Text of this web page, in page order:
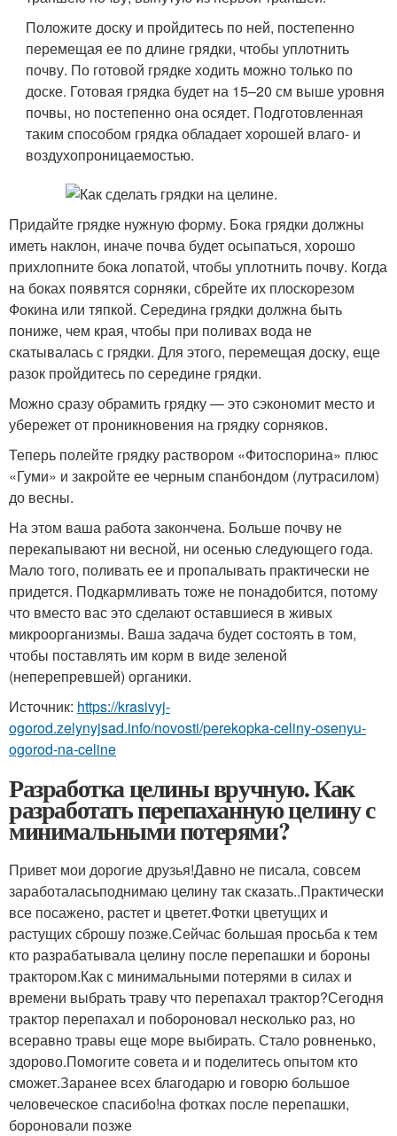
Положите доску и пройдитесь по ней, постепенно
перемещая ее по длине грядки, чтобы уплотнить
почву. По готовой грядке ходить можно только по
доске. Готовая грядка будет на 15–20 см выше уровня
почвы, но постепенно она осядет. Подготовленная
таким способом грядка обладает хорошей влаго- и
воздухопроницаемостью.
Придайте грядке нужную форму. Бока грядки должны
иметь наклон, иначе почва будет осыпаться, хорошо
прихлопните бока лопатой, чтобы уплотнить почву. Когда
на боках появятся сорняки, сбрейте их плоскорезом
Фокина или тяпкой. Середина грядки должна быть
пониже, чем края, чтобы при поливах вода не
скатывалась с грядки. Для этого, перемещая доску, еще
разок пройдитесь по середине грядки.
Можно сразу обрамить грядку — это сэкономит место и
убережет от проникновения на грядку сорняков.
Теперь полейте грядку раствором «Фитоспорина» плюс
«Гуми» и закройте ее черным спанбондом (лутрасилом)
до весны.
На этом ваша работа закончена. Больше почву не
перекапывают ни весной, ни осенью следующего года.
Мало того, поливать ее и пропалывать практически не
придется. Подкармливать тоже не понадобится, потому
что вместо вас это сделают оставшиеся в живых
микроорганизмы. Ваша задача будет состоять в том,
чтобы поставлять им корм в виде зеленой
(неперепревшей) органики.
Источник: https://krasivyj-
ogorod.zelynyjsad.info/novosti/perekopka-celiny-osenyu-
ogorod-na-celine
Разработка целины вручную. Как
разработать перепаханную целину с
минимальными потерями?
Привет мои дорогие друзья!Давно не писала, совсем
заработаласьподнимаю целину так сказать..Практически
все посажено, растет и цветет.Фотки цветущих и
растущих сброшу позже.Сейчас большая просьба к тем
кто разрабатывала целину после перепашки и бороны
трактором.Как с минимальными потерями в силах и
времени выбрать траву что перепахал трактор?Сегодня
трактор перепахал и побороновал несколько раз, но
всеравно травы еще море выбирать. Стало ровненько,
здорово.Помогите совета и и поделитесь опытом кто
сможет.Заранее всех благодарю и говорю большое
человеческое спасибо!на фотках после перепашки,
бороновали позже